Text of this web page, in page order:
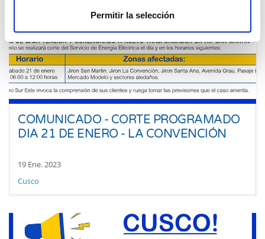
Permitir la selección
COMUNICADO - CORTE PROGRAMADO
DIA 21 DE ENERO - LA CONVENCIÓN
19 Ene. 2023
Cusco